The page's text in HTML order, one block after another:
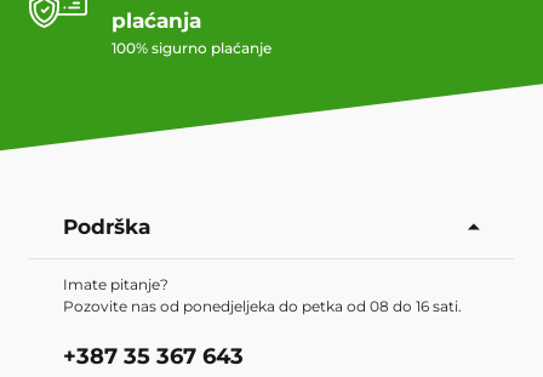
plaćanja
100% sigurno plaćanje
Podrška
Imate pitanje?
Pozovite nas od ponedjeljeka do petka od 08 do 16 sati.
+387 35 367 643